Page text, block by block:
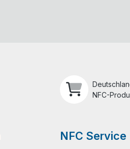
NFC-
NFC Service